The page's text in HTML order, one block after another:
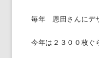
毎年 恩田さんにデ
今年は２３００枚ぐ